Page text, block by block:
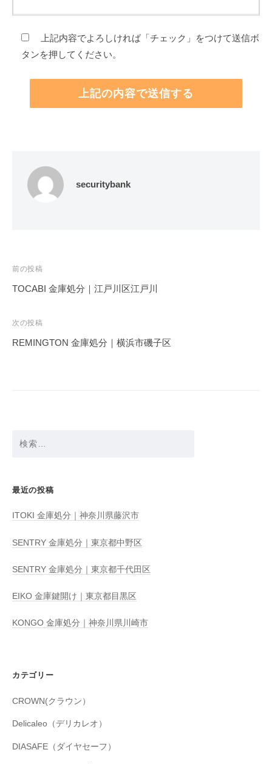
上記内容でよろしければ「チェック」をつけて送信ボ
タンを押してください。
securitybank
投
稿
ビ
ゲ
前の投稿
TOCABI 金庫処分｜江戸川区江戸川
次の投稿
REMINGTON 金庫処分｜横浜市磯子区
最近の投稿
ITOKI 金庫処分｜神奈川県藤沢市
SENTRY 金庫処分｜東京都中野区
SENTRY 金庫処分｜東京都千代田区
EIKO 金庫鍵開け｜東京都目黒区
KONGO 金庫処分｜神奈川県川崎市
カテゴリー
CROWN(クラウン）
Delicaleo（デリカレオ）
DIASAFE（ダイヤセーフ）